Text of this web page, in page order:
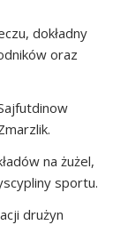
dokładny
oraz
na żużel,
sportu.
drużyn